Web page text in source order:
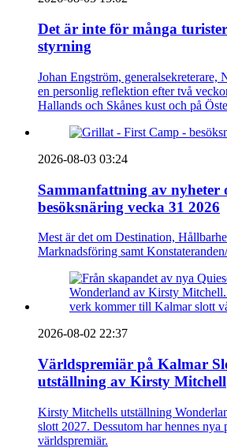
Det är inte för många
styrning
Johan Engström, generalsekreterare,
en personlig reflektion efter två
Hallands och Skånes kust och på
2026-08-03 03:24
Sammanfattning av nyheter
besöksnäring vecka 31 2026
Mest är det om Destination,
Marknadsföring samt
2026-08-02 22:37
Världspremiär på Kalmar
utställning av Kirsty Mitchell
Kirsty Mitchells utställning
slott 2027. Dessutom har hennes nya
världspremiär.